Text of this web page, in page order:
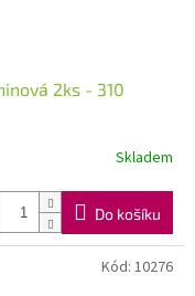
2ks - 310
Skladem
Do košíku
Kód: 10276